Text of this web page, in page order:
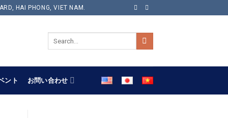
HAI PHONG, VIET NAM.
ント お問い合わせ